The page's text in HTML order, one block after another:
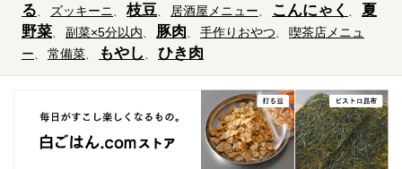
る
ズッキーニ 枝豆 居酒屋メニュー こんにゃく
夏
野菜
副菜×5分以内 豚肉 手作りおやつ
喫茶店メニュ
ー
常備菜 もやし ひき肉